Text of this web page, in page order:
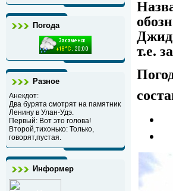
Погода
Разное
Анекдот:
Два бурята смотрят на памятник
Ленину в Улан-Удэ.
Первый: Вот это голова!
Второй,тихонько: Только,
говорят,пустая.
Информер
т.е.